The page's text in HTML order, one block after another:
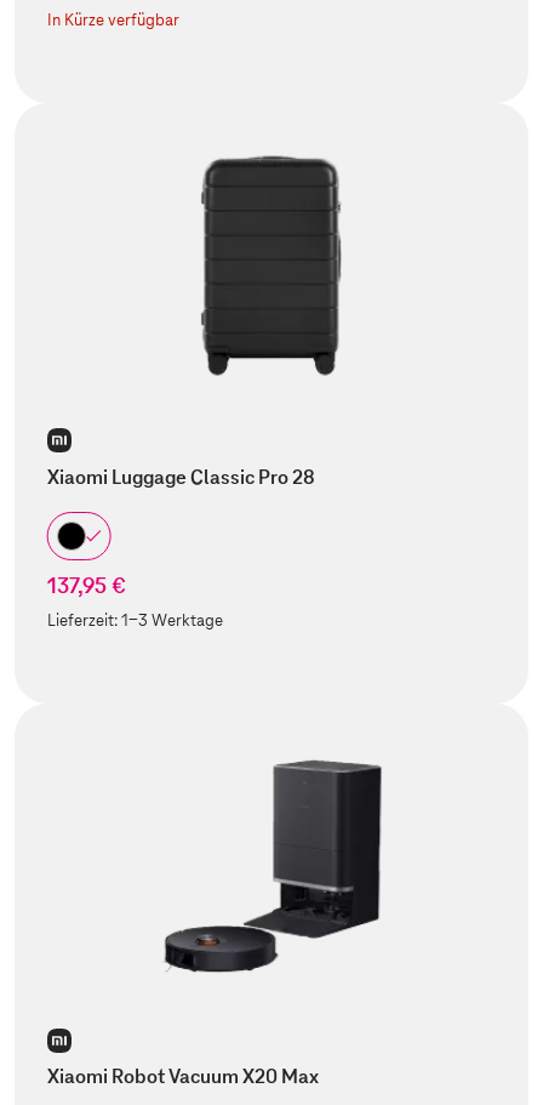
In Kürze verfügbar
Xiaomi Luggage Classic Pro 28
137,95 €
Lieferzeit:1-3 Werktage
Xiaomi Robot Vacuum X20 Max